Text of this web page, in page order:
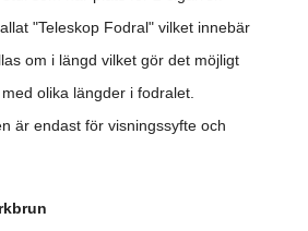
"Teleskop Fodral" vilket innebär
om i längd vilket gör det möjligt
olika längder i fodralet.
är endast för visningssyfte och